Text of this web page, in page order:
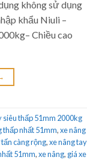
không sử dụng
khẩu Niuli –
Chiều cao
siêu thấp 51mm 2000kg
thấp nhất 51mm,xe nâng
càng rộng,xe nâng tay
51mm,xe nâng, giá xe